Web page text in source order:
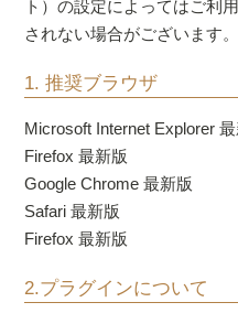
ト）の設定によってはご利
されない場合がございます
1. 推奨ブラウザ
Microsoft Internet Explorer
Firefox 最新版
Google Chrome 最新版
Safari 最新版
Firefox 最新版
2.プラグインについて